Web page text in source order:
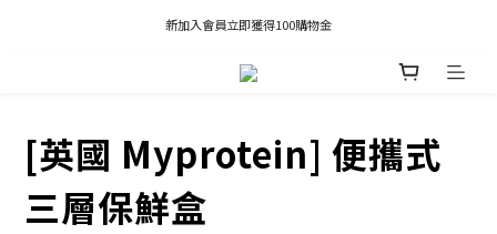
凡推薦新客加入會員，推薦人享有獎勵購物金80元；新客享有新客購物金50元。
[英國 Myprotein] 便攜式
三層保鮮盒